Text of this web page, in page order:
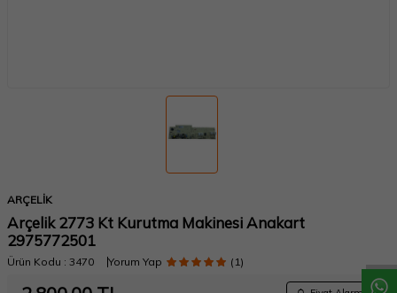
ARÇELİK
Arçelik 2773 Kt Kurutma Makinesi Anakart
2975772501
Ürün Kodu : 3470 Yorum Yap (1)